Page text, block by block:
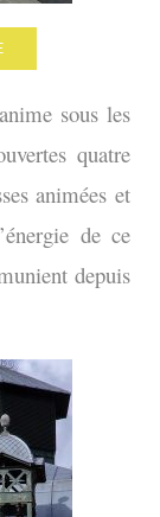
sous les
quatre
animées et
de ce
depuis